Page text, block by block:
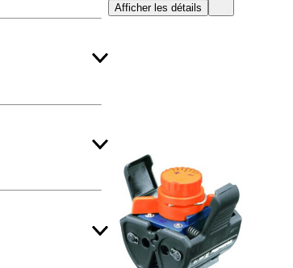
Afficher les détails